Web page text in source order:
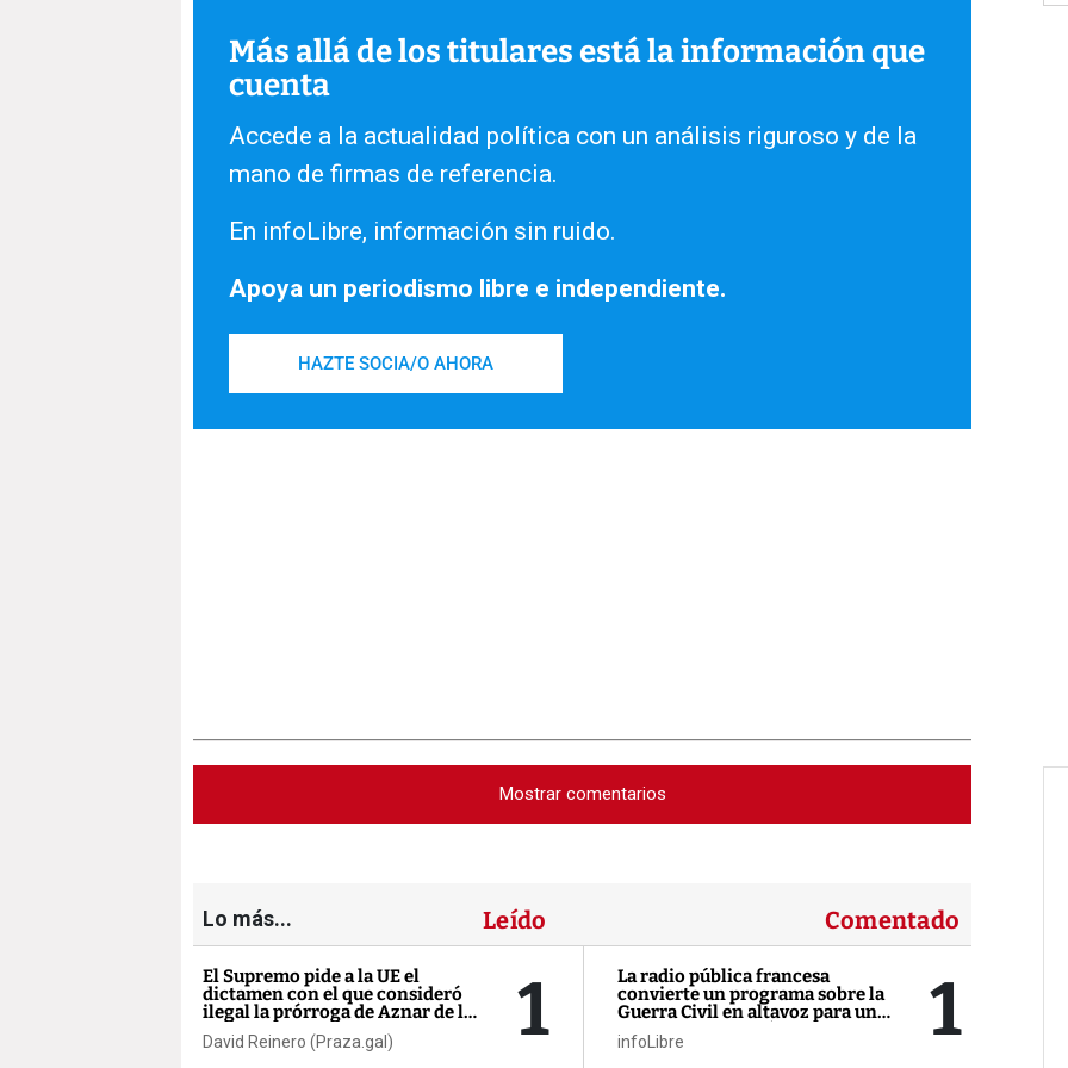
Más allá de los titulares está la información que
cuenta
Accede a la actualidad política con un análisis riguroso y de la
mano de firmas de referencia.
En infoLibre, información sin ruido.
Apoya un periodismo libre e independiente.
HAZTE SOCIA/O AHORA
Mostrar comentarios
Lo más... Leído Comentado
El Supremo pide a la UE el
dictamen con el que consideró
ilegal la prórroga de Aznar de la
AP-9
David Reinero (Praza.gal) 1
La radio pública francesa
convierte un programa sobre la
Guerra Civil en altavoz para un
activista contra Sánchez
infoLibre 1